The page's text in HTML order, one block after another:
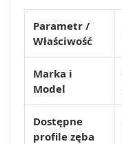
Parametr /
Właściwość
Marka i
Model
Dostępne
profile zęba